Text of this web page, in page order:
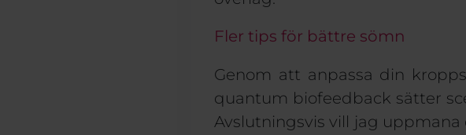
Fler tips för bättre sömn
Genom att anpassa din
q uantum biofeedback sätter
Avslutningsvis vill jag uppmana